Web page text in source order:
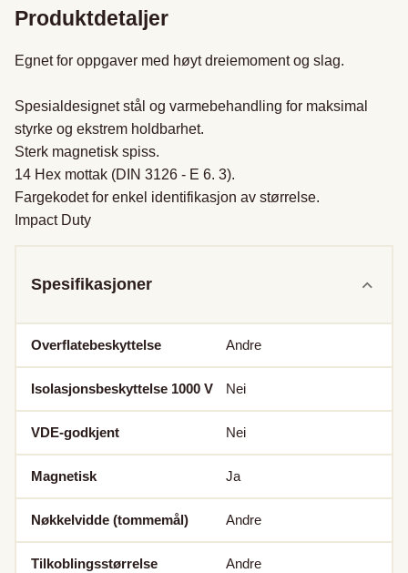
Produktdetaljer
Egnet for oppgaver med høyt dreiemoment og slag.
Spesialdesignet stål og varmebehandling for maksimal
styrke og ekstrem holdbarhet.
Sterk magnetisk spiss.
14 Hex mottak (DIN 3126 - E 6. 3).
Fargekodet for enkel identifikasjon av størrelse.
Impact Duty
Spesifikasjoner
Overflatebeskyttelse Andre
Isolasjonsbeskyttelse 1000 V Nei
VDE-godkjent Nei
Magnetisk Ja
Nøkkelvidde (tommemål) Andre
Tilkoblingsstørrelse Andre